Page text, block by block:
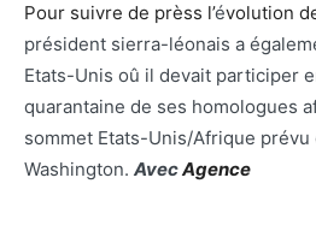
Pour suivre de prèss l’évolution
président sierra-léonais a
Etats-Unis oû il devait participer
quarantaine de ses homologues
sommet Etats-Unis/Afrique
Washington. AvecAgence